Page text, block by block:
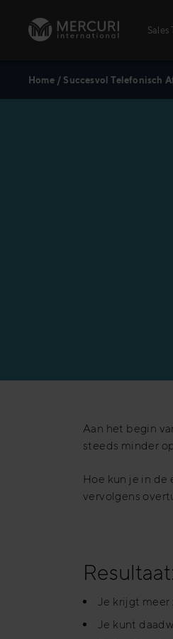
Sales
Sales Training
Home/Succesvol Telefonisch
Aan het begin
steeds minder
Hoe kun je in
vervolgens
Resultaat:
Je krijgt
Je kunt